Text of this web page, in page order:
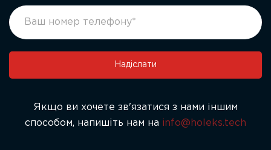
human,
leave
blank.
Надіслати
Якщо ви хочете зв'язатися з нами іншим
способом, напишіть нам на info@holeks.tech